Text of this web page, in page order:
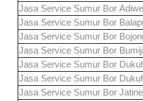
Jasa Service Sumur Bor
Jasa Service Sumur Bor
Jasa Service Sumur Bor
Jasa Service Sumur Bor
Jasa Service Sumur Bor
Jasa Service Sumur Bor
Jasa Service Sumur Bor